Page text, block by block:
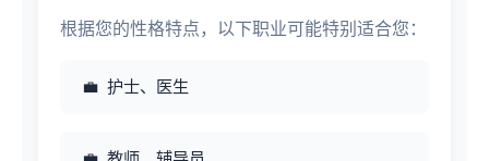
根据您的性格特点，以下职业可能特别适合您：
护士、医生